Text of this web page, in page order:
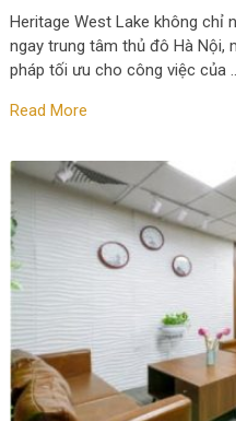
Heritage West Lake không chỉ
ngay trung tâm thủ đô Hà Nội,
pháp tối ưu cho công việc của
Read More